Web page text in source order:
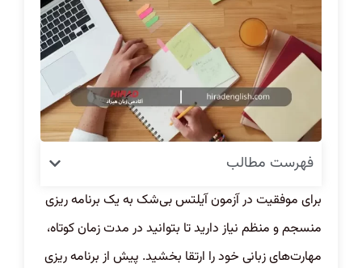
فهرست مطالب
برای موفقیت در آزمون آیلتس بی‌شک به یک برنامه ریزی
منسجم و منظم نیاز دارید تا بتوانید در مدت زمان کوتاه،
مهارت‌های زبانی خود را ارتقا بخشید. پیش از برنامه ریزی